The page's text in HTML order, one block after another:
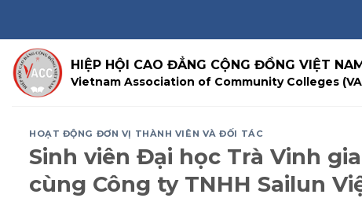
content
HIỆP HỘI CAO ĐẲNG CỘNG ĐỒNG VIỆT
Vietnam Association of Community Colleges
HOẠT ĐỘNG ĐƠN VỊ THÀNH VIÊN VÀ ĐỐI TÁC
Sinh viên Đại học Trà Vinh
cùng Công ty TNHH Sailun